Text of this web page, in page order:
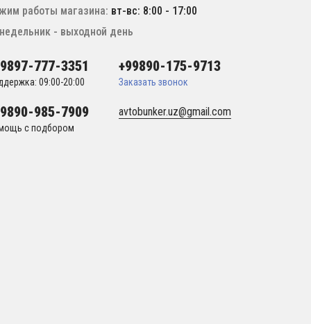
работы магазина: вт-вс: 8:00 - 17:00
- выходной день
777-3351
09:00-20:00
+99890-175-9713
Заказать звонок
985-7909
с подбором
avtobunker.uz@gmail.com